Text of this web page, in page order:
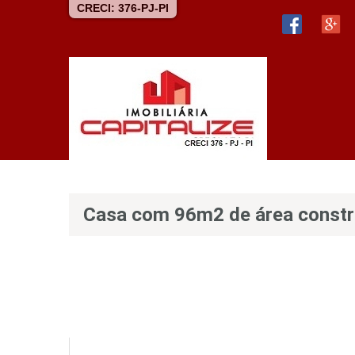
CRECI: 376-PJ-PI
Casa com 96m2 de área